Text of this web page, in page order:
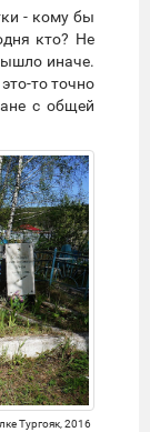
- кому бы
кто? Не
иначе.
то точно
с общей
Тургояк, 2016